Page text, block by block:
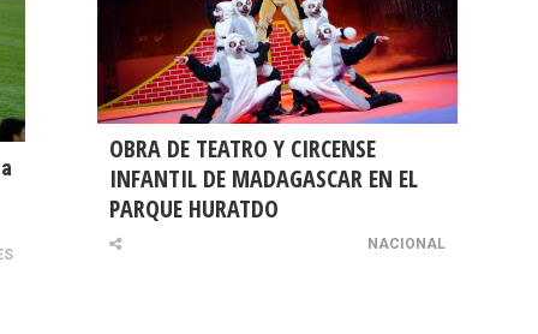
OBRA DE TEATRO Y CIRCENSE
INFANTIL DE MADAGASCAR EN EL
PARQUE HURATDO
NACIONAL